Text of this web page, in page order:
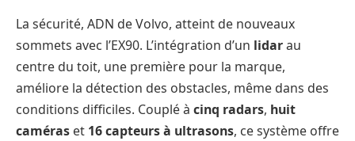
La sécurité, ADN de Volvo, atteint de nouveaux
sommets avec l’EX90. L’intégration d’un lidarau
centre du toit, une première pour la marque,
améliore la détection des obstacles, même dans des
conditions difficiles. Couplé à cinq radars, huit
caméras et 16 capteurs à ultrasons, ce système offre